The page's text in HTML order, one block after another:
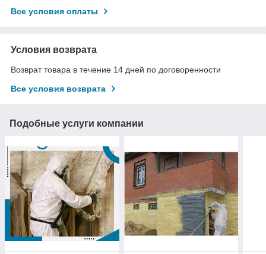
Все условия оплаты
Условия возврата
Возврат товара в течение 14 дней по договоренности
Все условия возврата
Подобные услуги компании